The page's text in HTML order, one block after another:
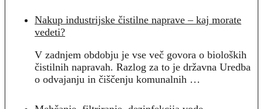
Nakup industrijske čistilne naprave – kaj morate
vedeti?
V zadnjem obdobju je vse več govora o bioloških
čistilnih napravah. Razlog za to je državna Uredba
o odvajanju in čiščenju komunalnih …